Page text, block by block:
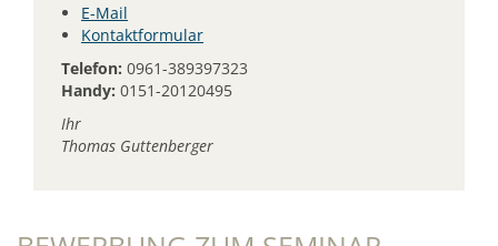
E-Mail
Kontaktformular
Telefon: 0961-389397323
Handy: 0151-20120495
Ihr
Thomas Guttenberger